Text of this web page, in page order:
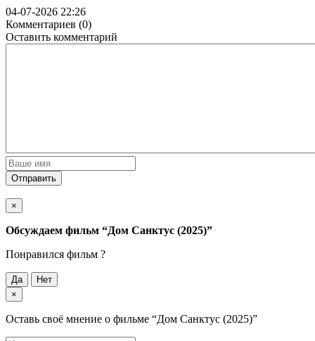
04-07-2026 22:26
Комментариев (0)
Оставить комментарий
Отправить
×
Обсуждаем фильм “Дом Санктус (2025)”
Понравился фильм ?
Да
Нет
×
Оставь своё мнение о фильме “Дом Санктус (2025)”